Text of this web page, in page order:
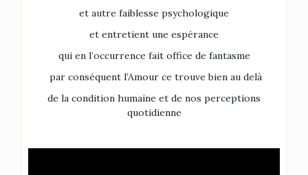
et autre faiblesse psychologique
et entretient une espérance
qui en l’occurrence fait office de fantasme
par conséquent l’Amour ce trouve bien au delà
de la condition humaine et de nos perceptions
quotidienne